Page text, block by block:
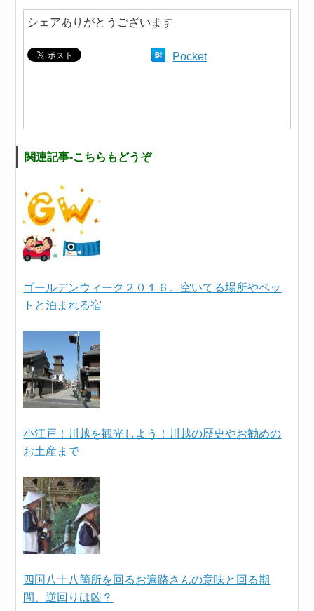
シェアありがとうございます
Pocket
関連記事-こちらもどうぞ
ゴールデンウィーク２０１６。空いてる場所やペッ
トと泊まれる宿
小江戸！川越を観光しよう！川越の歴史やお勧めの
お土産まで
四国八十八箇所を回るお遍路さんの意味と回る期
間、逆回りは凶？